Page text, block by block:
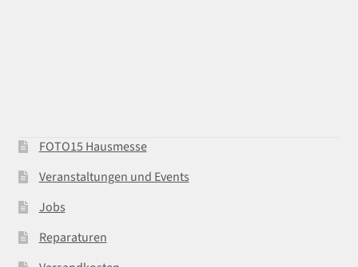
FOTO15 Hausmesse
Veranstaltungen und Events
Jobs
Reparaturen